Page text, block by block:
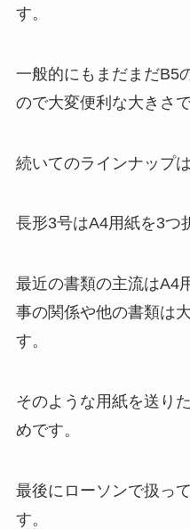
す。
一般的にもまだまだB5
ので大変便利な大きさで
続いてのラインナップ
長形3号はA4用紙を3つ
最近の書類の主流はA4
事の関係や他の書類は
す。
そのような用紙を送り
めです。
最後にローソンで扱っ
す。